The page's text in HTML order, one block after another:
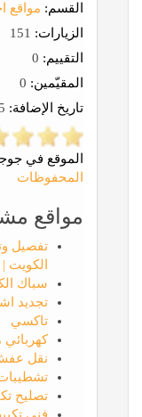
القسم: مواقع
الزيارات:
التقييم:
المقيّمين:
تاريخ الإضافة:
الموقع في
المحفوظات
مواقع
تفصيل
الكويت
سباك
تجديد
تاكسي
كهربائي
نقل
تصليح